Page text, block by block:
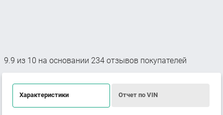
9.9 из 10 на основании 234 отзывов покупателей
Характеристики Отчет по VIN